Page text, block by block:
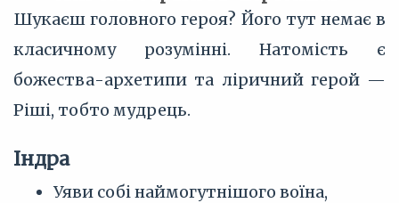
Шукаєш головного героя? Його тут немає в
класичному розумінні. Натомість є
божества-архетипи та ліричний герой —
Ріші, тобто мудрець.
Індра
Уяви собі наймогутнішого воїна,